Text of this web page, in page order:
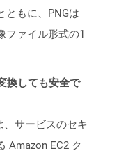
ともに、PNGは
ファイル形式の1
換しても安全で
、サービスのセキ
Amazon EC2 ク